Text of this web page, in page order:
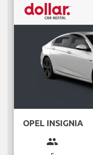
OPEL INSIGNIA
group